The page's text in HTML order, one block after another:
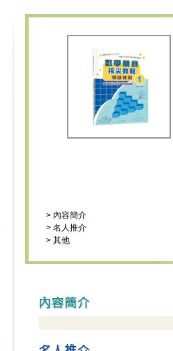
> 內容簡介
> 名人推介
> 其他